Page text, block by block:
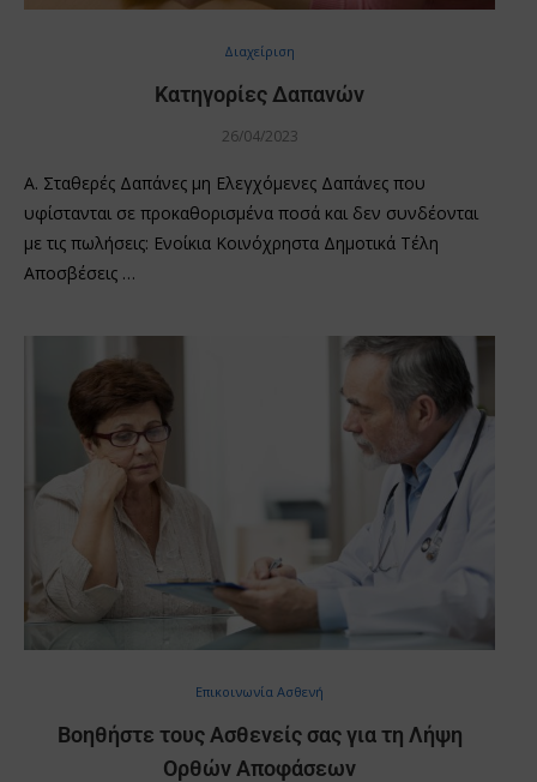
Διαχείριση
Κατηγορίες Δαπανών
26/04/2023
Α. Σταθερές Δαπάνες μη Ελεγχόμενες Δαπάνες που
υφίστανται σε προκαθορισμένα ποσά και δεν συνδέονται
με τις πωλήσεις: Ενοίκια Κοινόχρηστα Δημοτικά Τέλη
Αποσβέσεις …
Επικοινωνία Ασθενή
Βοηθήστε τους Ασθενείς σας για τη Λήψη
Ορθών Αποφάσεων